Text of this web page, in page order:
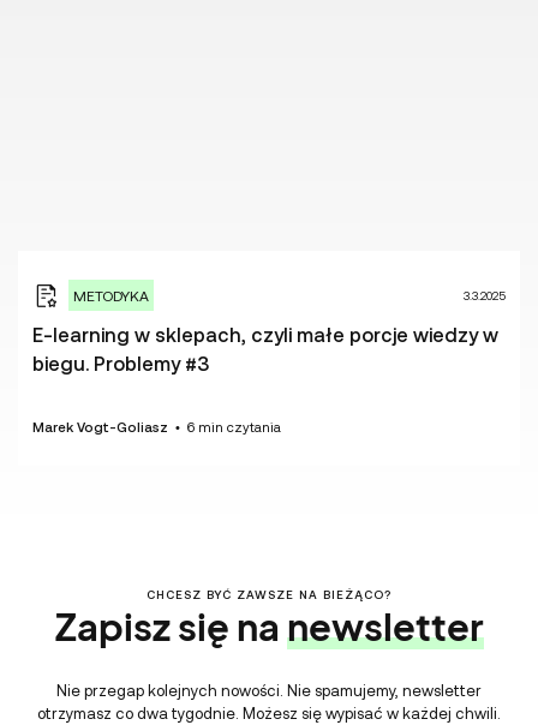
METODYKA 3.3.2025
E-learning w sklepach, czyli małe porcje wiedzy w
biegu. Problemy #3
Marek Vogt-Goliasz • 6 min czytania
CHCESZ BYĆ ZAWSZE NA BIEŻĄCO?
Zapisz się na newsletter
Nie przegap kolejnych nowości. Nie spamujemy, newsletter
otrzymasz co dwa tygodnie. Możesz się wypisać w każdej chwili.